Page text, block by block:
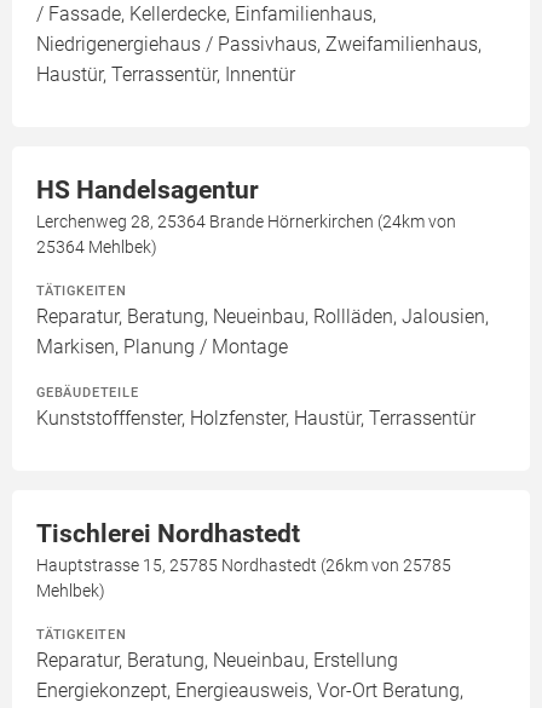
/ Fassade, Kellerdecke, Einfamilienhaus,
Niedrigenergiehaus / Passivhaus, Zweifamilienhaus,
Haustür, Terrassentür, Innentür
HS Handelsagentur
Lerchenweg 28, 25364 Brande Hörnerkirchen (24km von
25364 Mehlbek)
TÄTIGKEITEN
Reparatur, Beratung, Neueinbau, Rollläden, Jalousien,
Markisen, Planung / Montage
GEBÄUDETEILE
Kunststofffenster, Holzfenster, Haustür, Terrassentür
Tischlerei Nordhastedt
Hauptstrasse 15, 25785 Nordhastedt (26km von 25785
Mehlbek)
TÄTIGKEITEN
Reparatur, Beratung, Neueinbau, Erstellung
Energiekonzept, Energieausweis, Vor-Ort Beratung,